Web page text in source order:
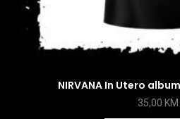
NIRVANA In Utero
35,00 KM